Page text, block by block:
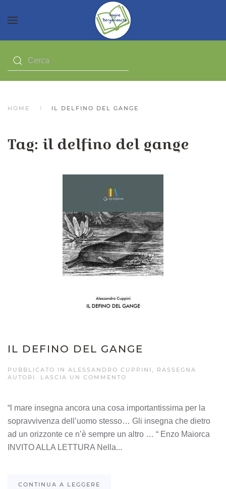
HOME IL DELFINO DEL GANGE
Tag: il delfino del gange
IL DEFINO DEL GANGE
PUBBLICATO IN ALESSANDRO CUPPINI , RASSEGNA
AUTORI . LASCIA UN COMMENTO
“l mare insegna ancora una cosa importantissima per la
sopravvivenza dell’uomo stesso… Gli insegna che dietro
ad un orizzonte ce n’è sempre un altro … “ Enzo Maiorca
INVITO ALLA LETTURA Nella...
CONTINUA A LEGGERE